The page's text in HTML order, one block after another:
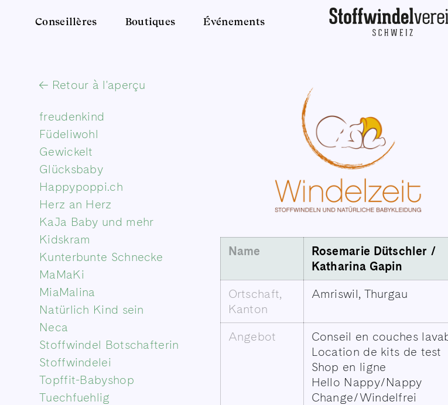
Conseillères Boutiques Événements
Retour à l'aperçu
freudenkind
Füdeliwohl
Gewickelt
Glücksbaby
Happypoppi.ch
Herz an Herz
KaJa Baby und mehr
Kidskram
Kunterbunte Schnecke
MaMaKi
MiaMalina
Natürlich Kind sein
Neca
Stoffwindel Botschafterin
Stoffwindelei
Topffit-Babyshop
Tuechfuehlig
Name
Rosemarie Dütschler /
Katharina Gapin
Ortschaft,
Kanton
Amriswil, Thurgau
Angebot
Conseil en couches
Location de kits de test
Shop en ligne
Hello Nappy/Nappy
Change/Windelfrei